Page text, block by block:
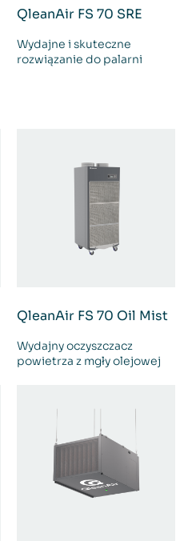
QleanAir FS 70 SRE
Wydajne i skuteczne
rozwiązanie do palarni
QleanAir FS 70 Oil Mist
Wydajny oczyszczacz
powietrza z mgły olejowej